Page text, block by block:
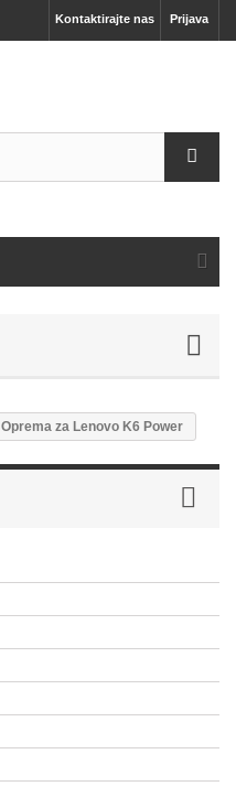
Prijava
Kontaktirajte nas
Oprema za Lenovo K6 Power